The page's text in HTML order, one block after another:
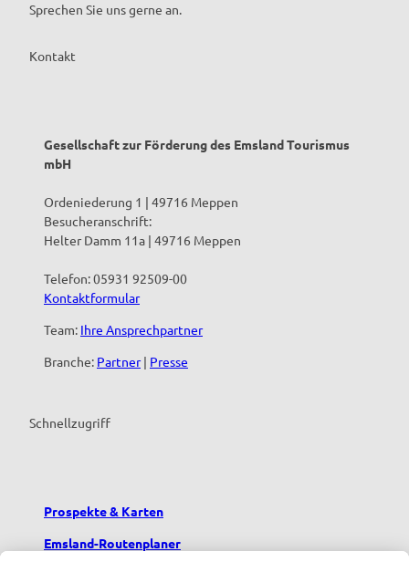
Sprechen Sie uns gerne an.
Kontakt
Gesellschaft zur Förderung des Emsland Tourismus
mbH
Ordeniederung 1 | 49716 Meppen
Besucheranschrift:
Helter Damm 11a | 49716 Meppen
Telefon: 05931 92509-00
Kontaktformular
Team: Ihre Ansprechpartner
Branche: Partner| Presse
Schnellzugriff
Prospekte & Karten
Emsland-Routenplaner